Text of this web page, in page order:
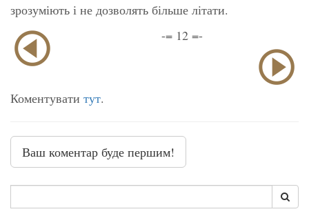
зрозуміють і не дозволять більше літати.
-= 12 =-
Коментувати тут.
Ваш коментар буде першим!